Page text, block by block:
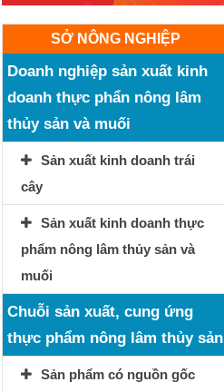
SỞ NÔNG NGHIỆP
Doanh nghiệp sản xuất kinh
doanh thực phẩn nông lâm
thủy sản và muối
Sản xuất kinh doanh trái
cây
Sản xuất kinh doanh thực
phẩm nông lâm thủy sản và
muối
Chuỗi sản xuất, cung ứng
thực phẩm nông lâm thủy sản
Sản phẩm có nguồn gốc